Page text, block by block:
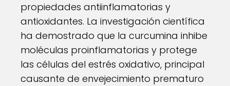
propiedades antiinflamatorias y
antioxidantes. La investigación científica
ha demostrado que la curcumina inhibe
moléculas proinflamatorias y protege
las células del estrés oxidativo, principal
causante de envejecimiento prematuro